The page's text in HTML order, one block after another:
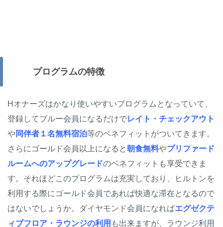
プログラムの特徴
Hオナーズはかなり使いやすいプログラムとなっていて、
登録してブルー会員になるだけでレイト・チェックアウト
や同伴者１名無料宿泊等のベネフィットがついてきます。
さらにゴールド会員以上になると朝食無料やプリファード
ルームへのアップグレードのベネフィットも享受できま
す。それほどこのプログラムは充実しており、ヒルトンを
利用する際にゴールド会員であれば快適な滞在となるので
はないでしょうか。ダイヤモンド会員になればエグゼクテ
ィブフロア・ラウンジの利用 も出来ますが、ラウンジ利用